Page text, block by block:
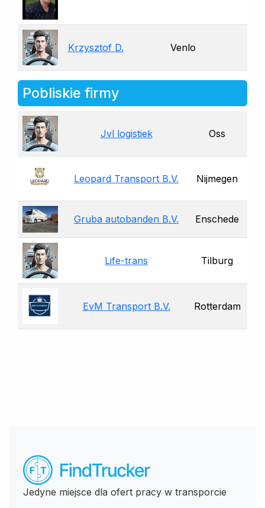
Krzysztof D. Venlo
Pobliskie firmy
Jvl logistiek Oss
Leopard Transport B.V. Nijmegen
Gruba autobanden B.V. Enschede
Life-trans Tilburg
EvM Transport B.V. Rotterdam
Jedyne miejsce dla ofert pracy w transporcie